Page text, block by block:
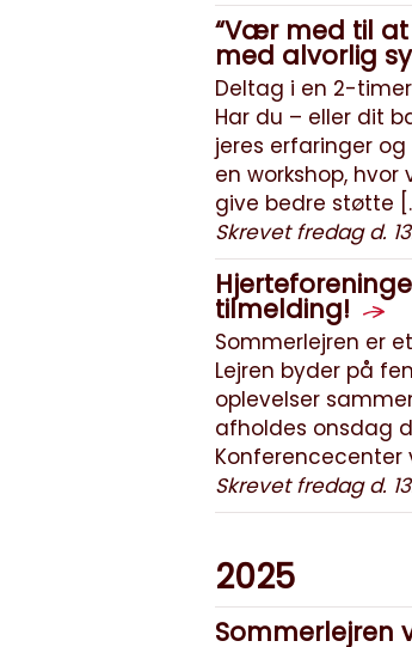
“Vær med til
med alvorlig
Deltag i en 2-
Har du – eller dit
jeres erfaringer
en workshop,
give bedre støtte
Skrevet fredag d.
tilmelding!
Sommerlejren er
Lejren byder på
oplevelser
afholdes onsdag
Konferencecenter
Skrevet fredag d.
2025
Sommerlejren